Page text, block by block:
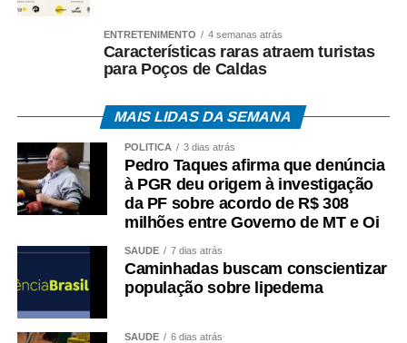
de trabalhadores recebam o abono salarial.
COMENTE ABAIXO:
WhatsApp
Facebook
Twitter
Messenger
LinkedIn
Share
ENTRETENIMENTO 4 semanas atrás
Características raras atraem turistas
para Poços de Caldas
MAIS LIDAS DA SEMANA
POLÍTICA 3 dias atrás
Pedro Taques afirma que denúncia
à PGR deu origem à investigação
da PF sobre acordo de R$ 308
milhões entre Governo de MT e Oi
SAÚDE 7 dias atrás
Caminhadas buscam conscientizar
população sobre lipedema
SAÚDE 6 dias atrás